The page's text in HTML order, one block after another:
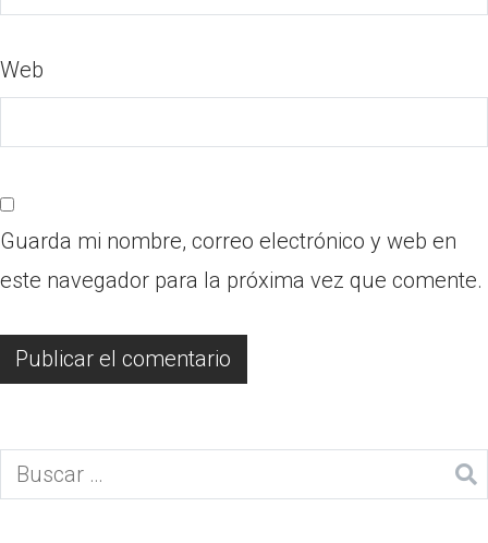
Web
Guarda mi nombre, correo electrónico y web en
este navegador para la próxima vez que comente.